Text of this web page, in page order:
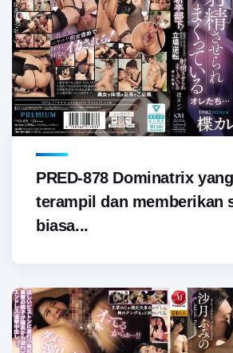
PRED-878 Dominatrix
terampil dan memberikan
biasa...